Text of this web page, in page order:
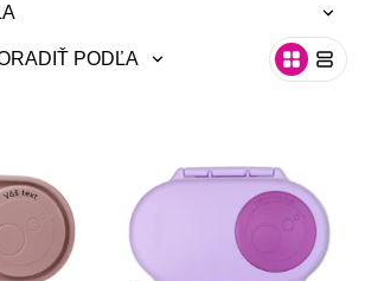
PODĽA
A-Z
abecedne Z-A
od najlacnejšie